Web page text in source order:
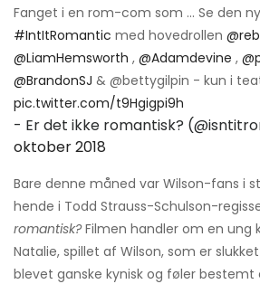
Fanget i en rom-com som ... Se den
#IntItRomantic med hovedrollen
@LiamHemsworth , @Adamdevine ,
@BrandonSJ & @bettygilpin - kun i
pic.twitter.com/t9Hgigpi9h
- Er det ikke romantisk?
oktober 2018
Bare denne måned var Wilson-fans i
hende i Todd Strauss-Schulson-
romantisk?Filmen handler om en ung
Natalie, spillet af Wilson, som er
blevet ganske kynisk og føler